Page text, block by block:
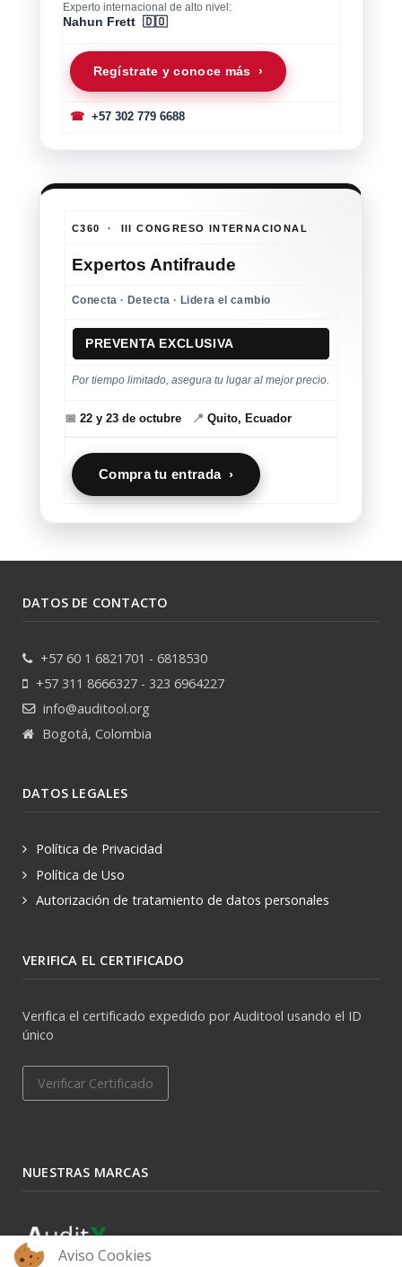
Experto internacional de alto nivel:
Nahun Frett 🇩🇴
Regístrate y conoce más ›
☎+57 302 779 6688
C360 · III CONGRESO INTERNACIONAL
Expertos Antifraude
Conecta · Detecta · Lidera el cambio
PREVENTA EXCLUSIVA
Por tiempo limitado, asegura tu lugar al mejor precio.
📅 22 y 23 de octubre 📍 Quito, Ecuador
Compra tu entrada ›
DATOS DE CONTACTO
+57 60 1 6821701 - 6818530
+57 311 8666327 - 323 6964227
info@auditool.org
Bogotá, Colombia
DATOS LEGALES
Política de Privacidad
Política de Uso
Autorización de tratamiento de datos personales
VERIFICA EL CERTIFICADO
Verifica el certificado expedido por Auditool usando el ID
único
Verificar Certificado
NUESTRAS MARCAS
Aviso Cookies